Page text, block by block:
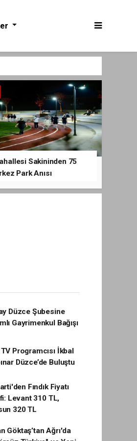
Sakininden 75
Park Anısı
Düzce Şubesine
Gayrimenkul Bağışı
Programcısı İkbal
Düzce’de Buluştu
Fındık Fiyatı
Levant 310 TL,
320 TL
Göktaş’tan Ağrı'da